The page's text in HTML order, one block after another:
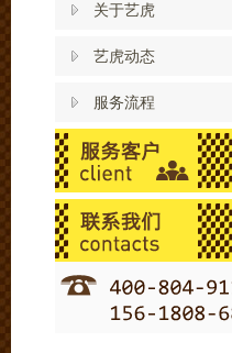
关于艺虎
艺虎动态
服务流程